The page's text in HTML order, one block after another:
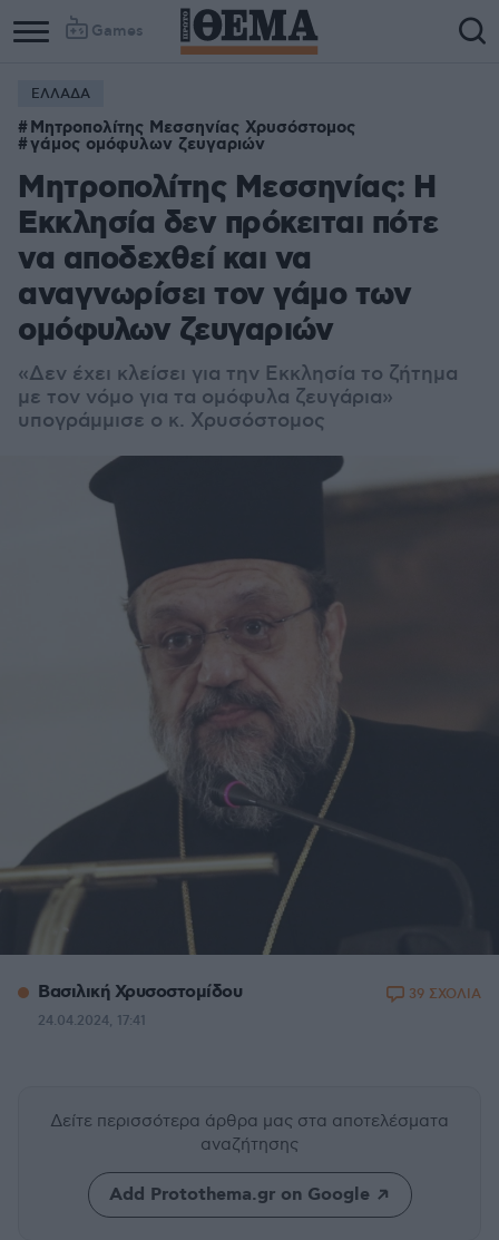
Games
ΕΛΛΑΔΑ
Μητροπολίτης Μεσσηνίας Χρυσόστομος
γάμος ομόφυλων ζευγαριών
Μητροπολίτης Μεσσηνίας: Η
Εκκλησία δεν πρόκειται πότε
να αποδεχθεί και να
αναγνωρίσει τον γάμο των
ομόφυλων ζευγαριών
«Δεν έχει κλείσει για την Εκκλησία το ζήτημα
με τον νόμο για τα ομόφυλα ζευγάρια»
υπογράμμισε ο κ. Χρυσόστομος
Βασιλική Χρυσοστομίδου
24.04.2024, 17:41
39 ΣΧΟΛΙΑ
Δείτε περισσότερα άρθρα μας στα αποτελέσματα
αναζήτησης
Add Protothema.gr on Google